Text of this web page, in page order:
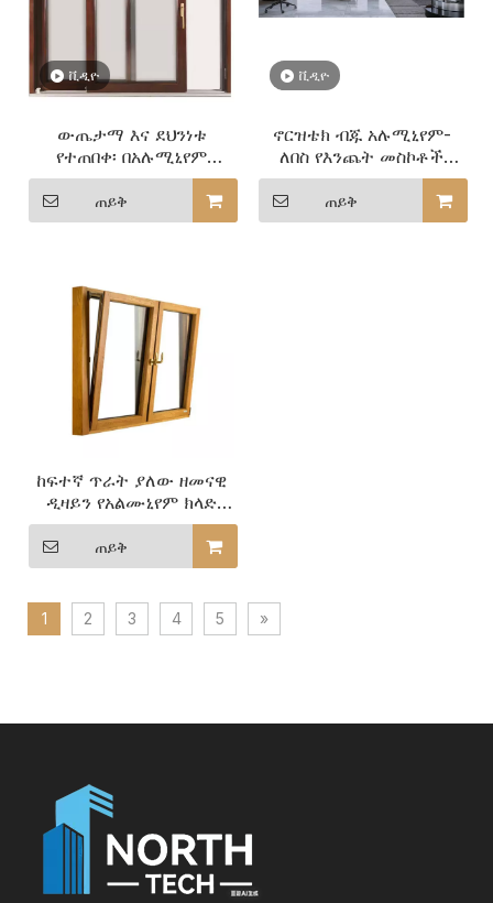
ቪዲዮ
ውጤታማ እና ደህንነቱ
የተጠበቀ፡ በአሉሚኒየም
የተሸፈነ የእንጨት ተንሸራታች
መስኮቶች ለእንግዶች
መስተንግዶ ሕንፃዎች
ጠይቅ
ቪዲዮ
ኖርዝቴክ ብጁ አሉሚኒየም-
ለበስ የእንጨት መስኮቶች
ለንግድ ህንፃዎች
ጠይቅ
ከፍተኛ ጥራት ያለው ዘመናዊ
ዲዛይን የአልሙኒየም ክላድ
እንጨት ዘንበል እና ዊንዶውስ
ለቤት ይለውጡ
ጠይቅ
1 2 3 4 5 »